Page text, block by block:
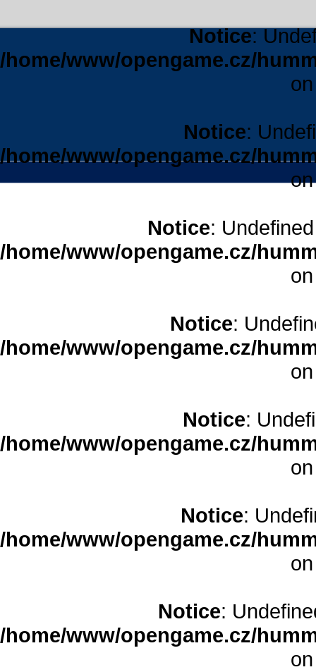
Notice:
/home/www/opengame.cz/
Notice:
/home/www/opengame.cz/
Notice:
/home/www/opengame.cz/
Notice:
/home/www/opengame.cz/
Notice:
/home/www/opengame.cz/
Notice:
/home/www/opengame.cz/
Notice:
/home/www/opengame.cz/